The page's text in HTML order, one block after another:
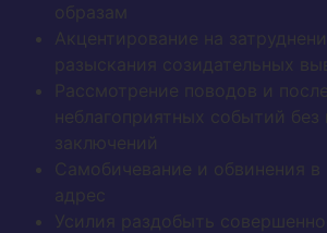
образам
Акцентирование на
разыскания созидательных
Рассмотрение поводов и
неблагоприятных событий без
заключений
Самобичевание и обвинения
адрес
Усилия раздобыть